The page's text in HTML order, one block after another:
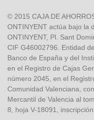
© 2015 CAJA DE
ONTINYENT actúa bajo la
ONTINYENT, Pl. Sant
CIF G46002796. Entidad
Banco de España y del
en el Registro de Cajas
número 2045, en el
Comunidad Valenciana,
Mercantil de Valencia al
8, hoja V-18091, inscripción